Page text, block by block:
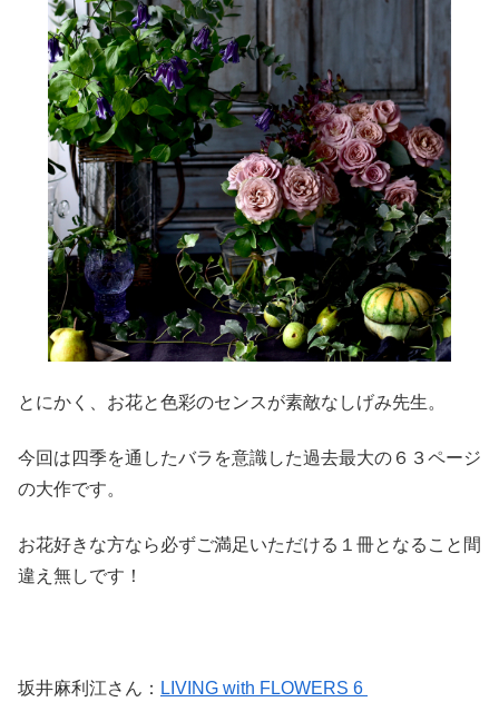
とにかく、お花と色彩のセンスが素敵なしげみ先生。
今回は四季を通したバラを意識した過去最大の６３ページ
の大作です。
お花好きな方なら必ずご満足いただける１冊となること間
違え無しです！
坂井麻利江さん： LIVING with FLOWERS 6